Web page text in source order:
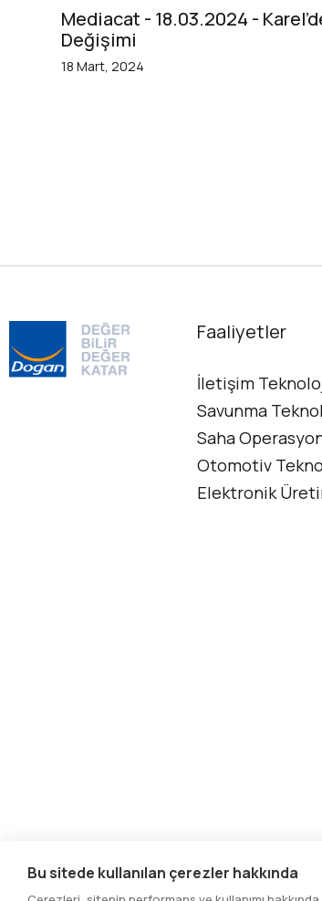
Mediacat - 18.03.2024 -
Değişimi
18 Mart, 2024
Faaliyetler
İletişim
Savunma
Saha
Otomotiv
Elektronik
© 2025. Tüm hakları saklıdır.
Bu sitede kullanılan çerezler hakkında